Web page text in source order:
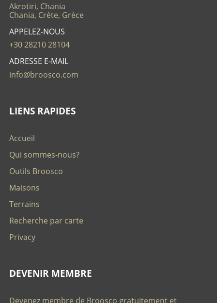
Akrotiri, Chania
Chania, Crète, Grèce
APPELEZ-NOUS
+30 28210 28104
ADRESSE E-MAIL
info@broosco.com
LIENS RAPIDES
Accueil
Qui sommes-nous?
Outils Broosco
Maisons
Terrains
Recherche par carte
Privacy
DEVENIR MEMBRE
Devenez membre de Broosco gratuitement et